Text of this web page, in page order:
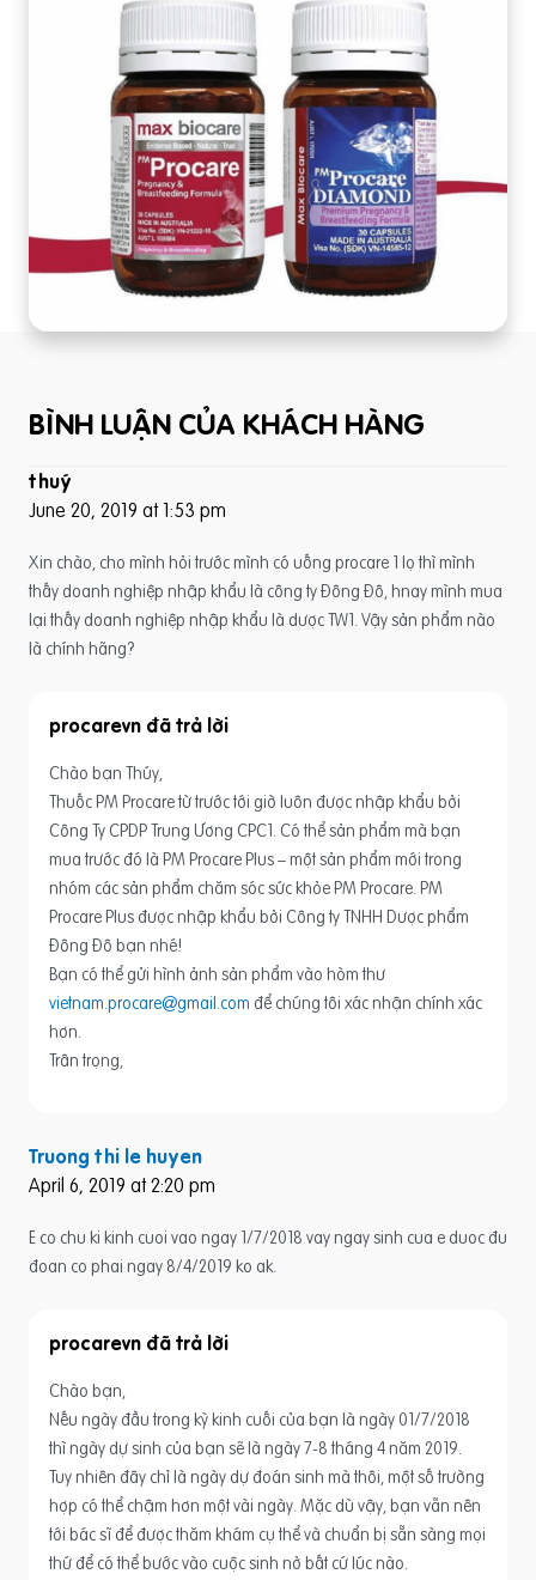
BÌNH LUẬN CỦA KHÁCH HÀNG
thuý
June 20, 2019 at 1:53 pm
Xin chào, cho mình hỏi trước mình có uống procare 1 lọ thì mình
thấy doanh nghiệp nhập khẩu là công ty Đông Đô, hnay mình mua
lại thấy doanh nghiệp nhập khẩu là dược TW1. Vậy sản phẩm nào
là chính hãng?
procarevn
Chào bạn Thúy,
Thuốc PM Procare từ trước tới giờ luôn được nhập khẩu bởi
Công Ty CPDP Trung Ương CPC1. Có thể sản phẩm mà bạn
mua trước đó là PM Procare Plus – một sản phẩm mới trong
nhóm các sản phẩm chăm sóc sức khỏe PM Procare. PM
Procare Plus được nhập khẩu bởi Công ty TNHH Dược phẩm
Đông Đô bạn nhé!
Bạn có thể gửi hình ảnh sản phẩm vào hòm thư
vietnam.procare@gmail.com để chúng tôi xác nhận chính xác
hơn.
Trân trọng,
Truong thi le huyen
April 6, 2019 at 2:20 pm
E co chu ki kinh cuoi vao ngay 1/7/2018 vay ngay sinh cua e duoc đu
đoan co phai ngay 8/4/2019 ko ak.
procarevn
Chào bạn,
Nếu ngày đầu trong kỳ kinh cuối của bạn là ngày 01/7/2018
thì ngày dự sinh của bạn sẽ là ngày 7-8 tháng 4 năm 2019.
Tuy nhiên đây chỉ là ngày dự đoán sinh mà thôi, một số trường
hợp có thể chậm hơn một vài ngày. Mặc dù vậy, bạn vẫn nên
tới bác sĩ để được thăm khám cụ thể và chuẩn bị sẵn sàng mọi
thứ để có thể bước vào cuộc sinh nở bất cứ lúc nào.